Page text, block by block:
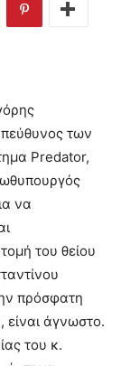
των
Predator,
να
του θείου
πρόσφατη
άγνωστο.
του κ.